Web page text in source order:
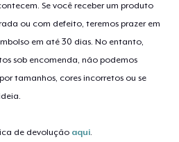
Se você receber um produto
ou com defeito, teremos prazer em
em até 30 dias. No entanto,
sob encomenda, não podemos
tamanhos, cores incorretos ou se
de devolução aqui